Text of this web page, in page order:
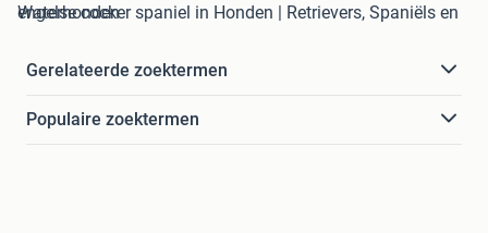
engelse cocker spaniel in Honden | Retrievers, Spaniëls en Waterhonden
Gerelateerde zoektermen
Populaire zoektermen